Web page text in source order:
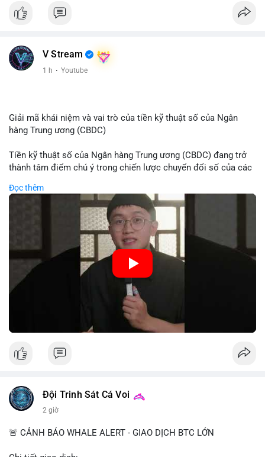
V Stream
1 h · Youtube
Giải mã khái niệm và vai trò của tiền kỹ thuật số của Ngân
hàng Trung ương (CBDC)
Tiền kỹ thuật số của Ngân hàng Trung ương (CBDC) đang trở
thành tâm điểm chú ý trong chiến lược chuyển đổi số của các
trung, CBDC là hình thức tiền pháp định được phát hành và
quản lý trực tiếp bởi Ngân hàng Trung ương nhằm tối ưu hóa
hệ thống thanh toán và tăng cường hiệu quả chính sách tiền tệ.
Việc triển khai CBDC hứa hẹn sẽ thay đổi diện mạo của hạ
tầng tài chính truyền thống, mang lại sự tiện lợi trong giao dịch
nhưng cũng đặt ra nhiều thách thức về quyền riêng tư và an
ninh mạng.
🎥 Xem video trực tiếp tại:
Đọc thêm
Đội Trinh Sát Cá Voi
2 giờ
🚨 CẢNH BÁO WHALE ALERT - GIAO DỊCH BTC LỚN